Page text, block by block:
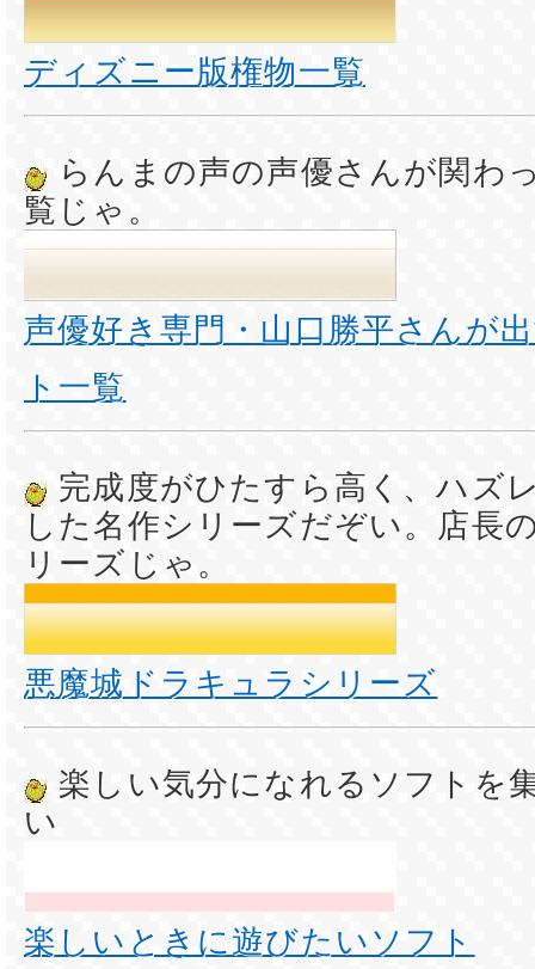
ディズニー版権物一覧
らんまの声の声優さんが関わ
覧じゃ。
声優好き専門・山口勝平さんが
ト一覧
完成度がひたすら高く、ハズ
した名作シリーズだぞい。店長
リーズじゃ。
悪魔城ドラキュラシリーズ
楽しい気分になれるソフトを
い
楽しいときに遊びたいソフト